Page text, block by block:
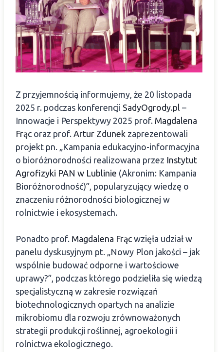
Z przyjemnością informujemy, że 20 listopada
2025 r. podczas konferencji SadyOgrody.pl –
Innowacje i Perspektywy 2025 prof. Magdalena
Frąc oraz prof. Artur Zdunek zaprezentowali
projekt pn. „Kampania edukacyjno-informacyjna
o bioróżnorodności realizowana przez Instytut
Agrofizyki PAN w Lublinie (Akronim: Kampania
Bioróżnorodność)”, popularyzujący wiedzę o
znaczeniu różnorodności biologicznej w
rolnictwie i ekosystemach.
Ponadto prof. Magdalena Frąc wzięła udział w
panelu dyskusyjnym pt. „Nowy Plon jakości – jak
wspólnie budować odporne i wartościowe
uprawy?”, podczas którego podzieliła się wiedzą
specjalistyczną w zakresie rozwiązań
biotechnologicznych opartych na analizie
mikrobiomu dla rozwoju zrównoważonych
strategii produkcji roślinnej, agroekologii i
rolnictwa ekologicznego.